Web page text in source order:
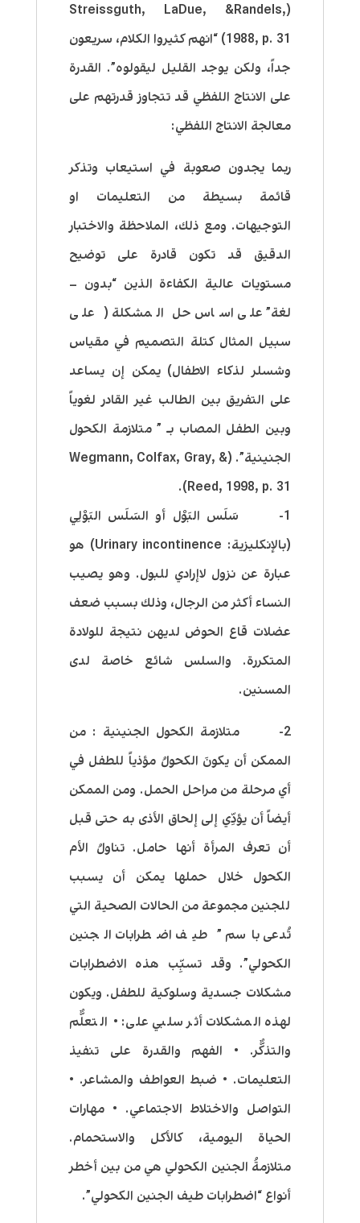
(Streissguth, LaDue, &Randels,
1988, p. 31) “انهم كثيروا الكلام، سريعون
جداً، ولكن يوجد القليل ليقولوه”. القدرة
على الانتاج اللفظي قد تتجاوز قدرتهم على
معالجة الانتاج اللفظي:
ربما يجدون صعوبة في استيعاب وتذكر
قائمة بسيطة من التعليمات او
التوجيهات. ومع ذلك، الملاحظة والاختبار
الدقيق قد تكون قادرة على توضيح
مستويات عالية الكفاءة الذين “بدون –
لغة” على اساس حل المشكلة ( على
سبيل المثال كتلة التصميم في مقياس
وشسلر لذكاء الاطفال) يمكن إن يساعد
على التفريق بين الطالب غير القادر لغوياً
وبين الطفل المصاب بـ ” متلازمة الكحول
الجنينية”. (Wegmann, Colfax, Gray, &
Reed, 1998, p. 31).
1- سَلَس البَوْل أو السَلَس البَوْلِي
(بالإنكليزية: Urinary incontinence) هو
عبارة عن نزول لاإرادي للبول. وهو يصيب
النساء أكثر من الرجال، وذلك بسبب ضعف
عضلات قاع الحوض لديهن نتيجة للولادة
المتكررة. والسلس شائع خاصة لدى
المسنين.
2- متلازمة الكحول الجنينية : من
الممكن أن يكونَ الكحولُ مؤذياً للطفل في
أي مرحلة من مراحل الحمل. ومن الممكن
أيضاً أن يؤدِّي إلى إلحاق الأذى به حتى قبل
أن تعرف المرأة أنها حامل. تناولُ الأم
الكحول خلال حملها يمكن أن يسبب
للجنين مجموعة من الحالات الصحية التي
تُدعى باسم ” طيف اضطرابات الجنين
الكحولي”. وقد تسبِّب هذه الاضطرابات
مشكلات جسدية وسلوكية للطفل. ويكون
لهذه المشكلات أثر سلبي على: • التعلُّم
والتذكُّر. • الفهم والقدرة على تنفيذ
التعليمات. • ضبط العواطف والمشاعر. •
التواصل والاختلاط الاجتماعي. • مهارات
الحياة اليومية، كالأكل والاستحمام.
متلازمةُ الجنين الكحولي هي من بين أخطر
أنواع “اضطرابات طيف الجنين الكحولي”.